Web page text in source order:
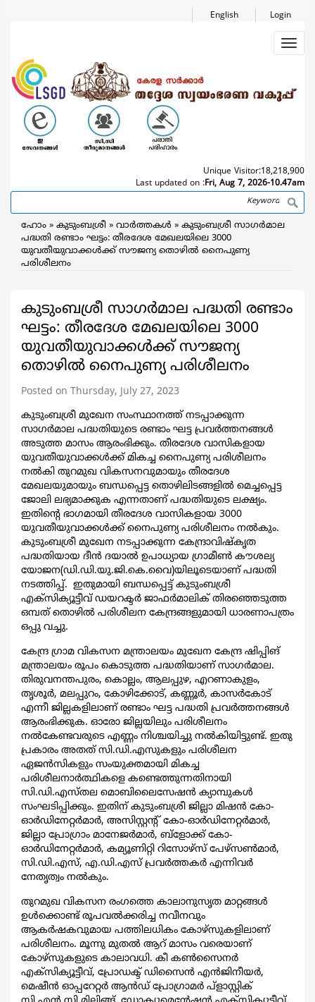
Login
English
Unique Visitor:18,218,900
Last updated on :Fri, Aug 7, 2026-10.47am
Search
Breadcrumb
ഹോം കുടുംബശ്രീ വാര്‍ത്തകള്‍
കുടുംബശ്രീ സാഗര്‍മാല
പദ്ധതി രണ്ടാം ഘട്ടം: തീരദേശ മേഖലയിലെ 3000
യുവതീയുവാക്കള്‍ക്ക് സൗജന്യ തൊഴില്‍ നൈപുണ്യ
പരിശീലനം
കുടുംബശ്രീ സാഗര്‍മാല പദ്ധതി രണ്ടാം
ഘട്ടം: തീരദേശ മേഖലയിലെ 3000
യുവതീയുവാക്കള്‍ക്ക് സൗജന്യ
തൊഴില്‍ നൈപുണ്യ പരിശീലനം
Posted on Thursday, July 27, 2023
കുടുംബശ്രീ മുഖേന സംസ്ഥാനത്ത് നടപ്പാക്കുന്ന
സാഗര്‍മാല പദ്ധതിയുടെ രണ്ടാം ഘട്ട പ്രവര്‍ത്തനങ്ങള്‍
അടുത്ത മാസം ആരംഭിക്കും. തീരദേശ വാസികളായ
യുവതീയുവാക്കള്‍ക്ക് മികച്ച നൈപുണ്യ പരിശീലനം
നല്‍കി തുറമുഖ വികസനവുമായും തീരദേശ
മേഖലയുമായും ബന്ധപ്പെട്ട തൊഴിലിടങ്ങളില്‍ മെച്ചപ്പെട്ട
ജോലി ലഭ്യമാക്കുക എന്നതാണ് പദ്ധതിയുടെ ലക്ഷ്യം.
ഇതിന്‍റെ ഭാഗമായി തീരദേശ വാസികളായ 3000
യുവതീയുവാക്കള്‍ക്ക് നൈപുണ്യ പരിശീലനം നല്‍കും.
കുടുംബശ്രീ മുഖേന നടപ്പാക്കുന്ന കേന്ദ്രാവിഷ്കൃത
പദ്ധതിയായ ദീന്‍ ദയാല്‍ ഉപാധ്യായ ഗ്രാമീണ്‍ കൗശല്യ
യോജന(ഡി.ഡി.യു.ജി.കെ.വൈ)യിലൂടെയാണ് പദ്ധതി
നടത്തിപ്പ്. ഇതുമായി ബന്ധപ്പെട്ട് കുടുംബശ്രീ
എക്സിക്യൂട്ടീവ് ഡയറക്ടര്‍ ജാഫര്‍മാലിക് തിരഞ്ഞെടുത്ത
ഒമ്പത് തൊഴില്‍ പരിശീലന കേന്ദ്രങ്ങളുമായി ധാരണാപത്രം
ഒപ്പു വച്ചു.
കേന്ദ്ര ഗ്രാമ വികസന മന്ത്രാലയം മുഖേന കേന്ദ്ര ഷിപ്പിങ്
മന്ത്രാലയം രൂപം കൊടുത്ത പദ്ധതിയാണ് സാഗര്‍മാല.
തിരുവനന്തപുരം, കൊല്ലം, ആലപ്പുഴ, എറണാകുളം,
തൃശൂര്‍, മലപ്പുറം, കോഴിക്കോട്, കണ്ണൂര്‍, കാസര്‍കോട്
എന്നീ ജില്ലകളിലാണ് രണ്ടാം ഘട്ട പദ്ധതി പ്രവര്‍ത്തനങ്ങള്‍
ആരംഭിക്കുക. ഓരോ ജില്ലയിലും പരിശീലനം
നല്‍കേണ്ടവരുടെ എണ്ണം നിശ്ചയിച്ചു നല്‍കിയിട്ടുണ്ട്. ഇതു
പ്രകാരം അതത് സി.ഡി.എസുകളും പരിശീലന
ഏജന്‍സികളും സംയുക്തമായി മികച്ച
പരിശീലനാര്‍ത്ഥികളെ കണ്ടെത്തുന്നതിനായി
സി.ഡി.എസ്തല മൊബിലൈസേഷന്‍ ക്യാമ്പുകള്‍
സംഘടിപ്പിക്കും. ഇതിന് കുടുംബശ്രീ ജില്ലാ മിഷന്‍ കോ-
ഓര്‍ഡിനേറ്റര്‍മാര്‍, അസിസ്റ്റന്‍റ് കോ-ഓര്‍ഡിനേറ്റര്‍മാര്‍,
ജില്ലാ പ്രോഗ്രാം മാനേജര്‍മാര്‍, ബ്ളോക്ക് കോ-
ഓര്‍ഡിനേറ്റര്‍മാര്‍, കമ്യൂണിറ്റി റിസോഴ്സ് പേഴ്സണ്‍മാര്‍,
സി.ഡി.എസ്, എ.ഡി.എസ് പ്രവര്‍ത്തകര്‍ എന്നിവര്‍
നേതൃത്വം നല്‍കും.
തുറമുഖ വികസന രംഗത്തെ കാലാനുസൃത മാറ്റങ്ങള്‍
ഉള്‍ക്കൊണ്ട് രൂപവല്‍ക്കരിച്ച നവീനവും
ആകര്‍ഷകവുമായ പത്തിലധികം കോഴ്സുകളിലാണ്
പരിശീലനം. മൂന്നു മുതല്‍ ആറ് മാസം വരെയാണ്
കോഴ്സുകളുടെ കാലാവധി. കീ കണ്‍സൈനര്‍
എക്സിക്യൂട്ടീവ്, പ്രോഡക്ട് ഡിസൈന്‍ എന്‍ജിനീയര്‍,
മെഷീന്‍ ഓപ്പറേറ്റര്‍ ആന്‍ഡ് പ്രോഗ്രാമര്‍ പ്ളാസ്റ്റിക്